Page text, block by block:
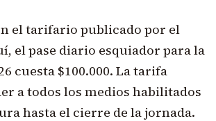
el tarifario publicado por el
el pase diario esquiador para la
cuesta $100.000. La tarifa
a todos los medios habilitados
hasta el cierre de la jornada.